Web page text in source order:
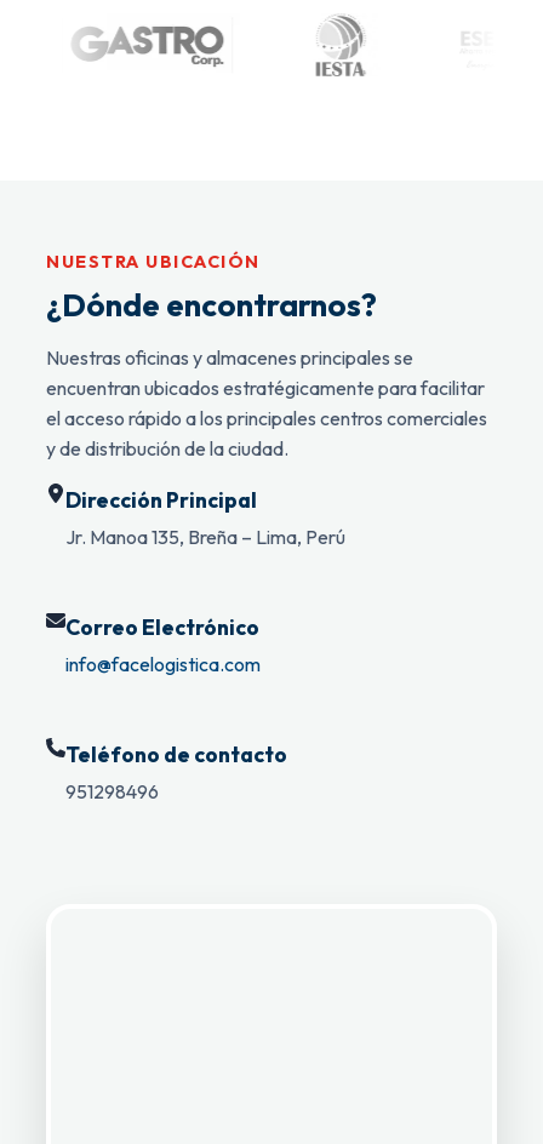
NUESTRA UBICACIÓN
¿Dónde encontrarnos?
Nuestras oficinas y almacenes principales se
encuentran ubicados estratégicamente para facilitar
el acceso rápido a los principales centros comerciales
y de distribución de la ciudad.
Dirección Principal
Jr. Manoa 135, Breña – Lima, Perú
Correo Electrónico
info@facelogistica.com
Teléfono de contacto
951298496